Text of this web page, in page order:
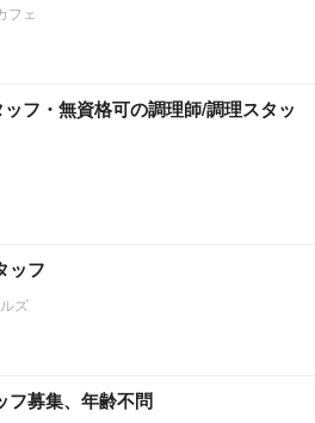
フェ
フ・無資格可の調理師/調理スタッ
ッフ
ズ
フ募集、年齢不問